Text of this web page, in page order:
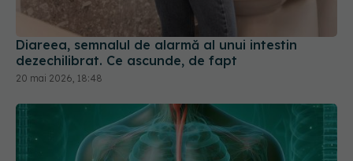
Diareea, semnalul de alarmă al unui intestin
dezechilibrat. Ce ascunde, de fapt
20 mai 2026, 18:48